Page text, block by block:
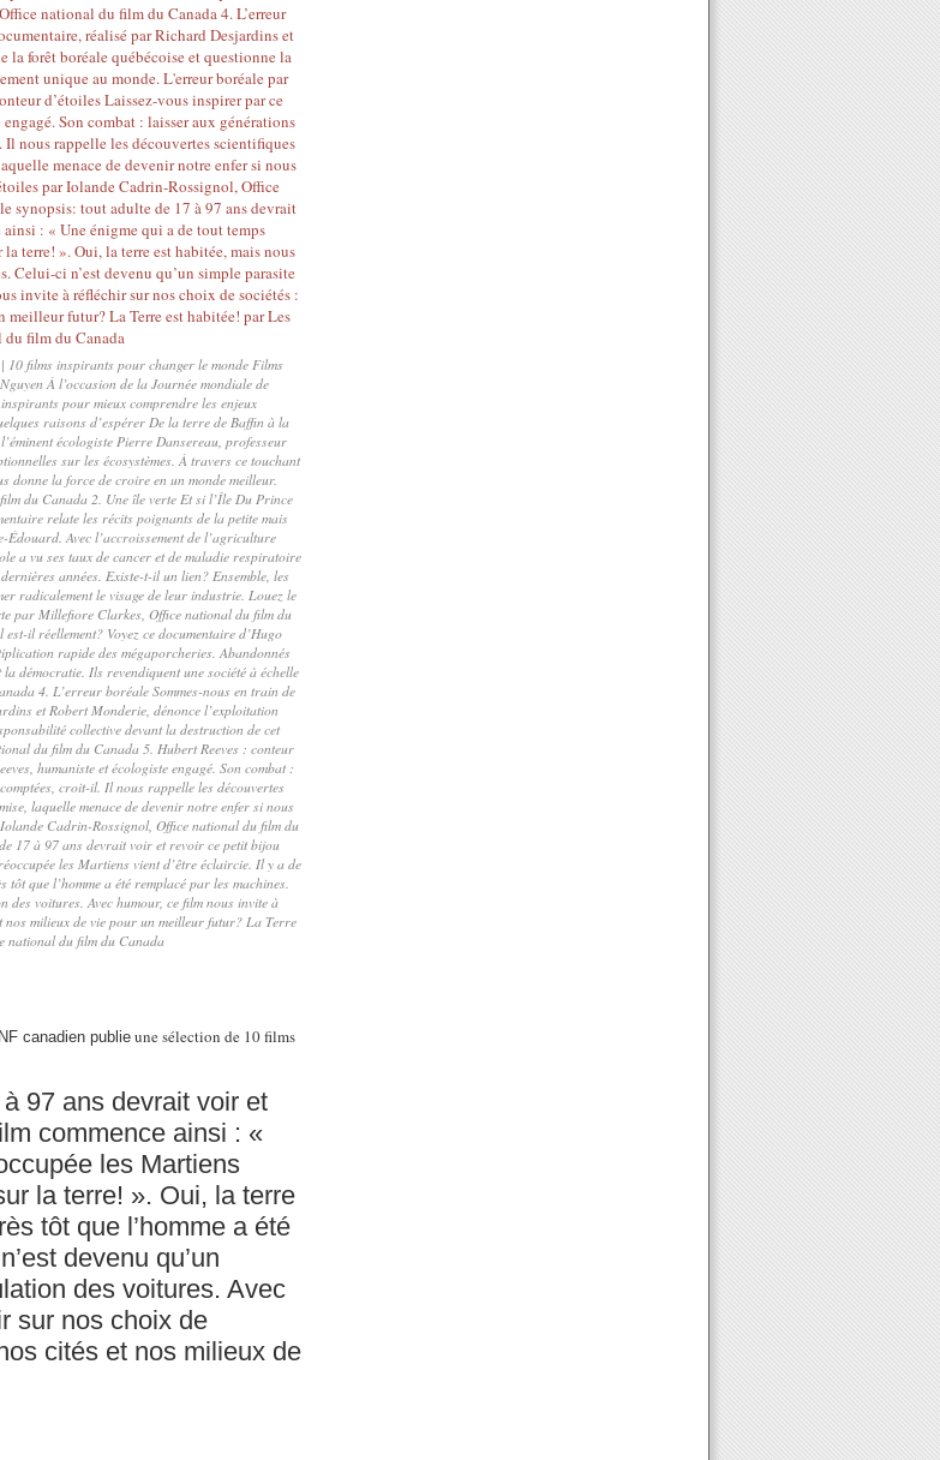
10 films inspirants pour changer le monde Films
À l’occasion de la Journée mondiale de
pour mieux comprendre les enjeux
raisons d’espérer De la terre de Baffin à la
écologiste Pierre Dansereau, professeur
sur les écosystèmes. À travers ce touchant
la force de croire en un monde meilleur.
du Canada 2. Une île verte Et si l’Île Du Prince
relate les récits poignants de la petite mais
Avec l’accroissement de l’agriculture
a vu ses taux de cancer et de maladie respiratoire
années. Existe-t-il un lien? Ensemble, les
radicalement le visage de leur industrie. Louez le
par Millefiore Clarkes, Office national du film du
il réellement? Voyez ce documentaire d’Hugo
rapide des mégaporcheries. Abandonnés
démocratie. Ils revendiquent une société à échelle
4. L’erreur boréale Sommes-nous en train de
et Robert Monderie, dénonce l’exploitation
collective devant la destruction de cet
du film du Canada 5. Hubert Reeves : conteur
humaniste et écologiste engagé. Son combat :
croit-il. Il nous rappelle les découvertes
laquelle menace de devenir notre enfer si nous
Cadrin-Rossignol, Office national du film du
17 à 97 ans devrait voir et revoir ce petit bijou
les Martiens vient d’être éclaircie. Il y a de
que l’homme a été remplacé par les machines.
des voitures. Avec humour, ce film nous invite à
milieux de vie pour un meilleur futur? La Terre
national du film du Canada
canadien publie une sélection de 10 films
97 ans devrait voir et
commence ainsi : «
les Martiens
la terre! ». Oui, la terre
tôt que l’homme a été
devenu qu’un
des voitures. Avec
sur nos choix de
cités et nos milieux de